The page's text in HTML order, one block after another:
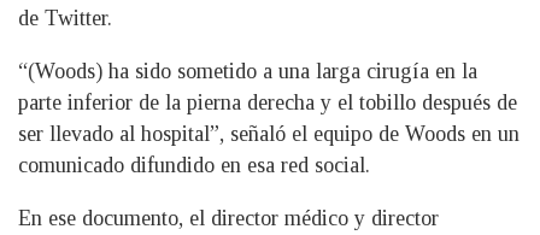
de Twitter.
“(Woods) ha sido sometido a una larga cirugía en la
parte inferior de la pierna derecha y el tobillo después de
ser llevado al hospital”, señaló el equipo de Woods en un
comunicado difundido en esa red social.
En ese documento, el director médico y director